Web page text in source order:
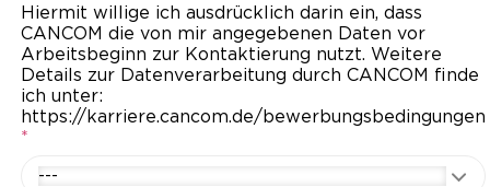
Hiermit willige ich ausdrücklich darin ein, dass
CANCOM die von mir angegebenen Daten vor
Arbeitsbeginn zur Kontaktierung nutzt. Weitere
Details zur Datenverarbeitung durch CANCOM finde
ich unter:
https://karriere.cancom.de/bewerbungsbedingungen
*
---